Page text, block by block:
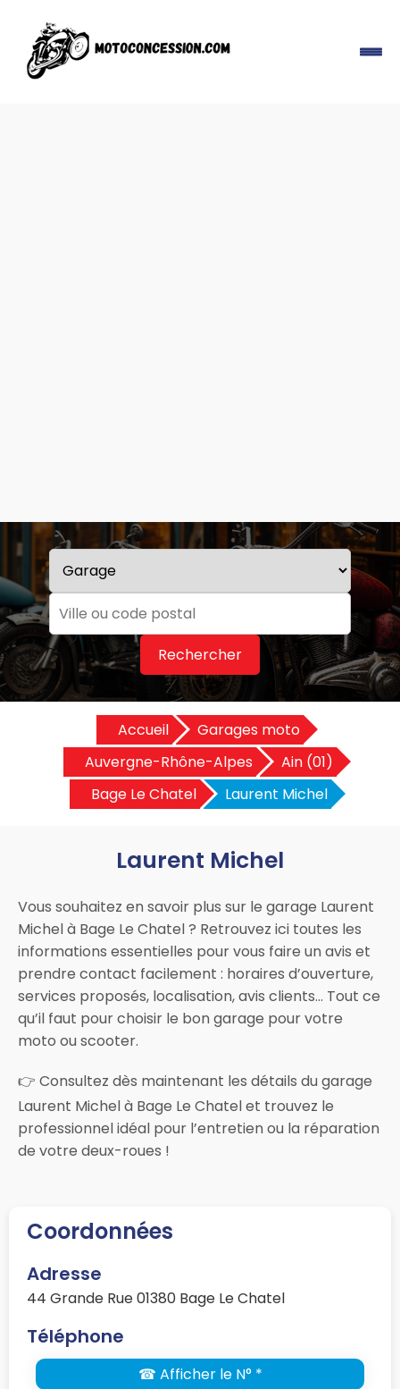
Rechercher
Accueil
Garages moto
Auvergne-Rhône-Alpes
Ain (01)
Bage Le Chatel
Laurent Michel
Laurent Michel
Vous souhaitez en savoir plus sur le garage Laurent
Michel à Bage Le Chatel ? Retrouvez ici toutes les
informations essentielles pour vous faire un avis et
prendre contact facilement : horaires d’ouverture,
services proposés, localisation, avis clients… Tout ce
qu’il faut pour choisir le bon garage pour votre
moto ou scooter.
👉 Consultez dès maintenant les détails du garage
Laurent Michel à Bage Le Chatel et trouvez le
professionnel idéal pour l’entretien ou la réparation
de votre deux-roues !
Coordonnées
Adresse
44 Grande Rue 01380 Bage Le Chatel
Téléphone
☎ Afficher le N° *